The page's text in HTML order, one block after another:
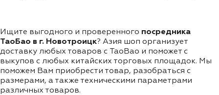
Ищите выгодного и проверенного посредника
ТаоБао в г. Новотроицк? Азия шоп организует
доставку любых товаров с TaoBao и поможет с
выкупов с любых китайских торговых площадок. Мы
поможем Вам приобрести товар, разобраться с
размерами, а также техническими параметрами
различных товаров.